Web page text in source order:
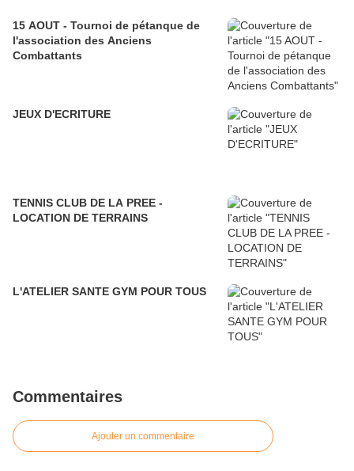
15 AOUT - Tournoi de pétanque de
l'association des Anciens
Combattants
JEUX D'ECRITURE
TENNIS CLUB DE LA PREE -
LOCATION DE TERRAINS
L'ATELIER SANTE GYM POUR TOUS
Commentaires
Ajouter un commentaire